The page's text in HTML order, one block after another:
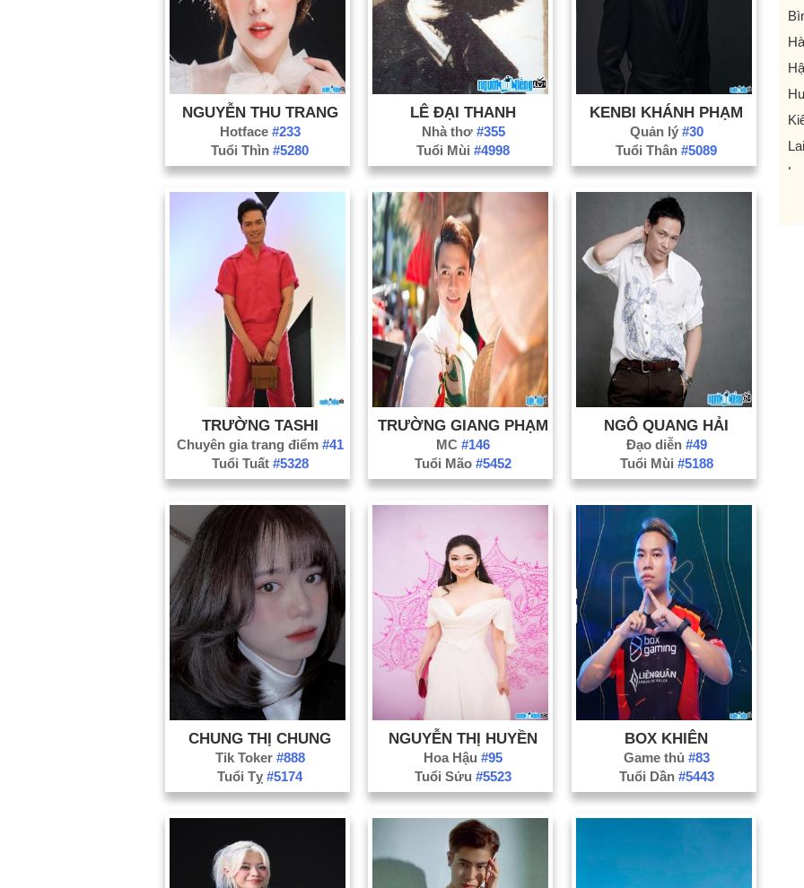
NGUYỄN THU TRANG
Hotface #233
Tuổi Thìn#5280
LÊ ĐẠI THANH
Nhà thơ #355
Tuổi Mùi#4998
KENBI KHÁNH PHẠM
Quản lý #30
Tuổi Thân#5089
TRƯỜNG TASHI
Chuyên gia trang điểm #41
Tuổi Tuất #5328
TRƯỜNG GIANG PHẠM
MC#146
Tuổi Mão#5452
NGÔ QUANG HẢI
Đạo diễn #49
Tuổi Mùi #5188
CHUNG THỊ CHUNG
Tik Toker #888
Tuổi Tỵ#5174
NGUYỄN THỊ HUYỀN
Hoa Hậu#95
Tuổi Sửu#5523
BOX KHIÊN
Game thủ #83
Tuổi Dần #5443